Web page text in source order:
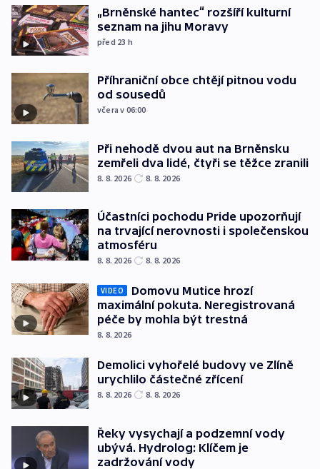
„Brněnské hantec“ rozšíří kulturní
seznam na jihu Moravy
před 23 h
Příhraniční obce chtějí pitnou vodu
od sousedů
včera v 06:00
Při nehodě dvou aut na Brněnsku
zemřeli dva lidé, čtyři se těžce zranili
8. 8. 2026 8. 8. 2026
Účastníci pochodu Pride upozorňují
na trvající nerovnosti i společenskou
atmosféru
8. 8. 2026 8. 8. 2026
VIDEO
Domovu Mutice hrozí
maximální pokuta. Neregistrovaná
péče by mohla být trestná
8. 8. 2026
Demolici vyhořelé budovy ve Zlíně
urychlilo částečné zřícení
8. 8. 2026 8. 8. 2026
Řeky vysychají a podzemní vody
ubývá. Hydrolog: Klíčem je
zadržování vody